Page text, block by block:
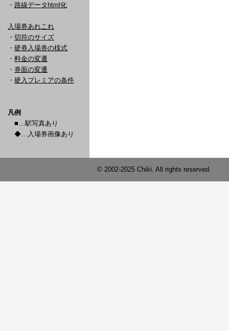
・ 路線データhtml化
入場券あれこれ
・ 切符のサイズ
・ 硬券入場券の様式
・ 料金の変遷
・ 券面の変遷
・ 硬入プレミアの条件
凡例
■…駅写真あり
◆…入場券画像あり
© 2002-2025 Chiki. All rights reserved.